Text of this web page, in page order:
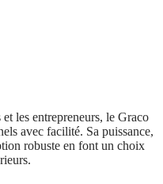
les entrepreneurs, le Graco
avec facilité. Sa puissance,
robuste en font un choix